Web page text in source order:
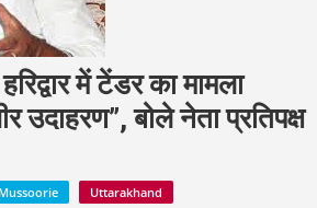
में टेंडर का मामला
उदाहरण”, बोले नेता प्रतिपक्ष
Mussoorie Uttarakhand